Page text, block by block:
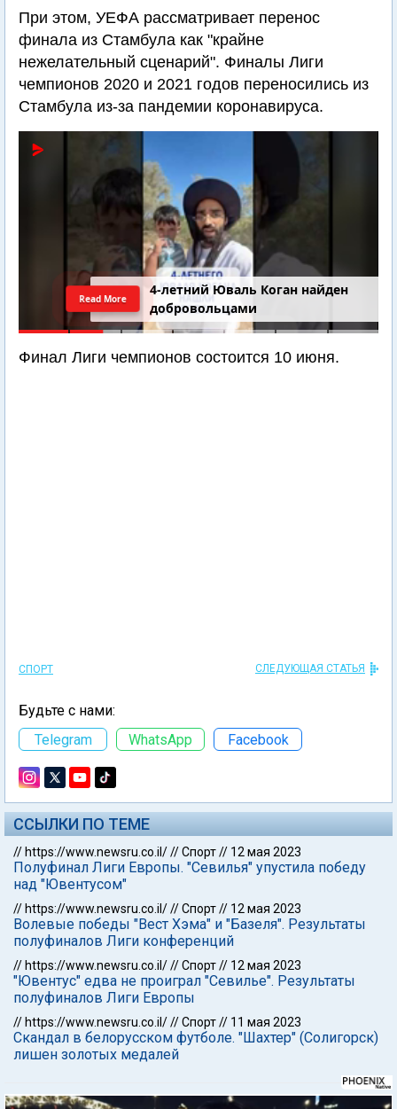
При этом, УЕФА рассматривает перенос
финала из Стамбула как "крайне
нежелательный сценарий". Финалы Лиги
чемпионов 2020 и 2021 годов переносились из
Стамбула из-за пандемии коронавируса.
4-летний Юваль Коган найден
добровольцами
Read More
Финал Лиги чемпионов состоится 10 июня.
СПОРТ СЛЕДУЮЩАЯ СТАТЬЯ
Будьте с нами:
Telegram
WhatsApp Facebook
ССЫЛКИ ПО ТЕМЕ
// https://www.newsru.co.il///Спорт// 12 мая 2023
Полуфинал Лиги Европы. "Севилья" упустила победу
над "Ювентусом"
// https://www.newsru.co.il///Спорт// 12 мая 2023
Волевые победы "Вест Хэма" и "Базеля". Результаты
полуфиналов Лиги конференций
// https://www.newsru.co.il///Спорт// 12 мая 2023
"Ювентус" едва не проиграл "Севилье". Результаты
полуфиналов Лиги Европы
// https://www.newsru.co.il///Спорт// 11 мая 2023
Скандал в белорусском футболе. "Шахтер" (Солигорск)
лишен золотых медалей